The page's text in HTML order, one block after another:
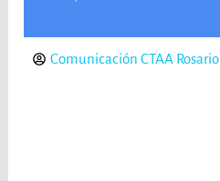
Comunicación CTAA Rosario